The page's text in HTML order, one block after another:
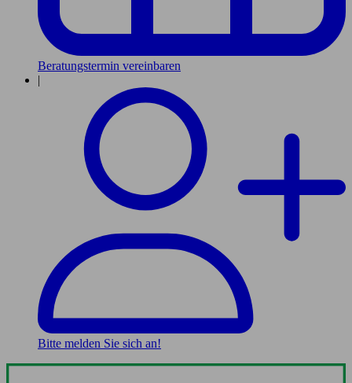
Beratungstermin vereinbaren
|
Bitte melden Sie sich an!